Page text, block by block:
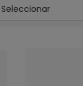
Seleccionar